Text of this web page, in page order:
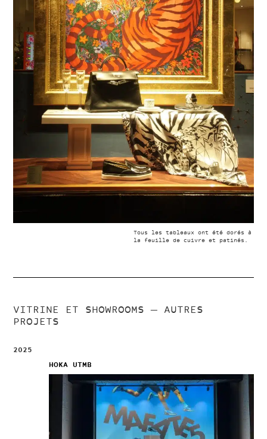
Tous les tableaux ont été dorés à
la feuille de cuivre et patinés.
VITRINE ET SHOWROOMS— AUTRES
PROJETS
2025
HOKA UTMB